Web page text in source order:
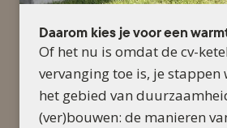
Daarom kies je voor een
Of het nu is omdat de cv-
vervanging toe is, je stappen
het gebied van
(ver)bouwen: de manieren